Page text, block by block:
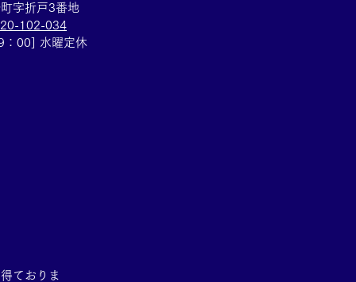
字折戸3番地
102-034
00] 水曜定休
ておりま